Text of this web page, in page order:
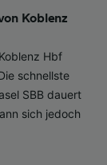
Koblenz
Hbf
schnellste
SBB dauert
sich jedoch
auf
Messung
von